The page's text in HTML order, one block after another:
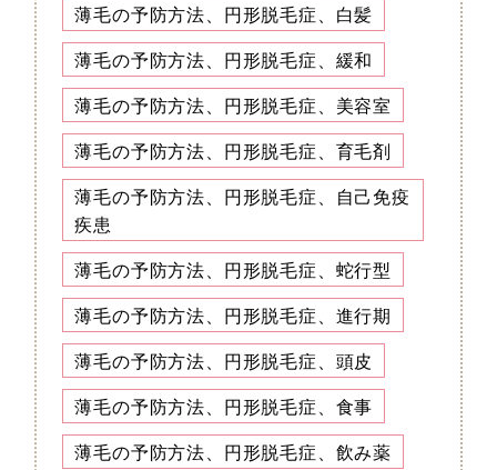
薄毛の予防方法、円形脱毛症、白髪
薄毛の予防方法、円形脱毛症、緩和
薄毛の予防方法、円形脱毛症、美容室
薄毛の予防方法、円形脱毛症、育毛剤
薄毛の予防方法、円形脱毛症、自己免疫
疾患
薄毛の予防方法、円形脱毛症、蛇行型
薄毛の予防方法、円形脱毛症、進行期
薄毛の予防方法、円形脱毛症、頭皮
薄毛の予防方法、円形脱毛症、食事
薄毛の予防方法、円形脱毛症、飲み薬